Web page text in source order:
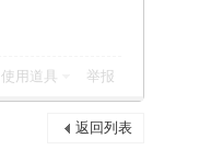
使用道具 举报
返回列表